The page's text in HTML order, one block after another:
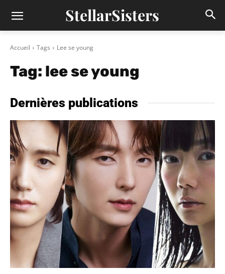
StellarSisters
Accueil Tags Lee se young
Tag: lee se young
Dernières publications